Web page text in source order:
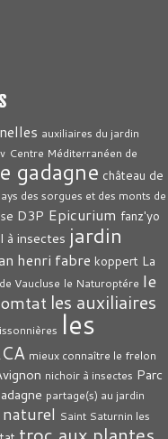
auxiliaires du jardin
Centre Méditerranéen de
gadagne château de
des sorgues et des monts de
D3P Epicurium fanz'yo
à insectes jardin
henri fabre koppert La
Vaucluse le Naturoptére le
les auxiliaires
les
mieux connaître le frelon
nichoir à insectes Parc
partage(s) au jardin
Saint Saturnin les